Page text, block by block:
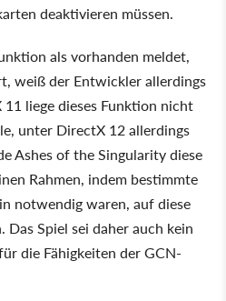
deaktivieren müssen.
als vorhanden meldet,
weiß der Entwickler allerdings
liege dieses Funktion nicht
unter DirectX 12 allerdings
Ashes of the Singularity diese
Rahmen, indem bestimmte
notwendig waren, auf diese
Spiel sei daher auch kein
die Fähigkeiten der GCN-